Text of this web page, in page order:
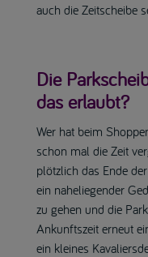
auch die Zeitscheibe
Die
das erlaubt?
Wer hat beim
schon mal die Zeit
plötzlich das Ende
ein naheliegender
zu gehen und die
Ankunftszeit erneut
ein kleines